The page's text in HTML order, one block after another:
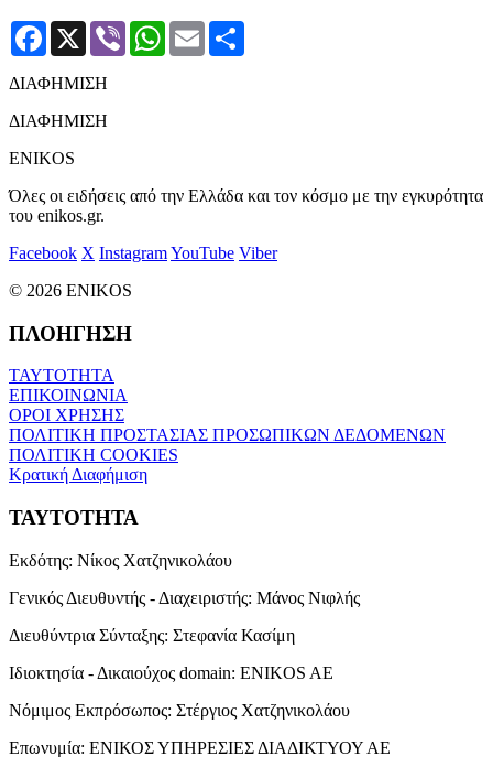
Facebook
X Viber WhatsApp
Email
ΔΙΑΦΗΜΙΣΗ
ΔΙΑΦΗΜΙΣΗ
ENIKOS
Όλες οι ειδήσεις από την Ελλάδα και τον κόσμο με την εγκυρότητα
του enikos.gr.
Facebook X InstagramYouTube Viber
© 2026 ENIKOS
ΠΛΟΗΓΗΣΗ
ΤΑΥΤΟΤΗΤΑ
ΕΠΙΚΟΙΝΩΝΙΑ
ΟΡΟΙ ΧΡΗΣΗΣ
ΠΟΛΙΤΙΚΗ ΠΡΟΣΤΑΣΙΑΣ ΠΡΟΣΩΠΙΚΩΝ ΔΕΔΟΜΕΝΩΝ
ΠΟΛΙΤΙΚΗ COOKIES
Κρατική Διαφήμιση
ΤΑΥΤΟΤΗΤΑ
Εκδότης: Νίκος Χατζηνικολάου
Γενικός Διευθυντής - Διαχειριστής: Μάνος Νιφλής
Διευθύντρια Σύνταξης: Στεφανία Κασίμη
Ιδιοκτησία - Δικαιούχος domain: ENIKOS AE
Νόμιμος Εκπρόσωπος: Στέργιος Χατζηνικολάου
Επωνυμία: ΕΝΙΚΟΣ ΥΠΗΡΕΣΙΕΣ ΔΙΑΔΙΚΤΥΟΥ ΑΕ